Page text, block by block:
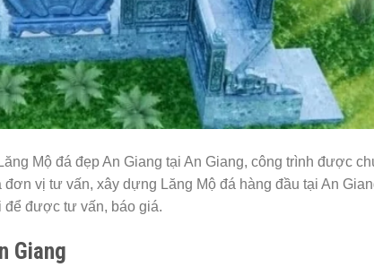
Mộ đá đẹp An Giang tại An Giang, công trình được
vị tư vấn, xây dựng Lăng Mộ đá hàng đầu tại An
để được tư vấn, báo giá.
Giang